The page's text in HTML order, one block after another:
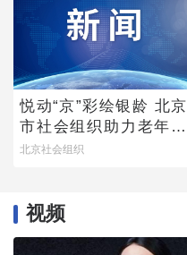
悦动“京”彩绘银龄 北京
市社会组织助力老年学
堂公益项目稳步推进
北京社会组织
视频